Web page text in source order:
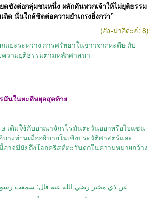
ดชังต่อกลุ่มชนหนึ่ง ผลักดันพวกเจ้าให้ไม่ยุติธรรม
ถิด นั่นใกล้ชิดต่อความยำเกรงยิ่งกว่า”
(อัล-มาอิดะฮ์: 8)
ยะระหว่าง การศรัทธาในข่าวจากหะดีษ กับ
วามยุติธรรมตามหลักศาสนา
มันในหะดีษยุคสุดท้าย
เดิมใช้กับอาณาจักรโรมันตะวันออกหรือไบแซน
างท่านเมื่ออธิบายในเชิงประวัติศาสตร์และ
าจมีนัยถึงโลกคริสต์ตะวันตกในความหมายกว้าง
عن ذي مخبر رضي الله عنه قال: سمعت